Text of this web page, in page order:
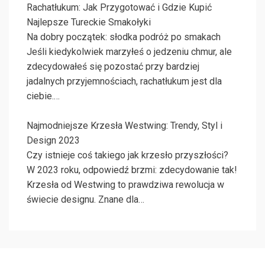
Rachatłukum: Jak Przygotować i Gdzie Kupić
Najlepsze Tureckie Smakołyki
Na dobry początek: słodka podróż po smakach
Jeśli kiedykolwiek marzyłeś o jedzeniu chmur, ale
zdecydowałeś się pozostać przy bardziej
jadalnych przyjemnościach, rachatłukum jest dla
ciebie.…
Najmodniejsze Krzesła Westwing: Trendy, Styl i
Design 2023
Czy istnieje coś takiego jak krzesło przyszłości?
W 2023 roku, odpowiedź brzmi: zdecydowanie tak!
Krzesła od Westwing to prawdziwa rewolucja w
świecie designu. Znane dla…